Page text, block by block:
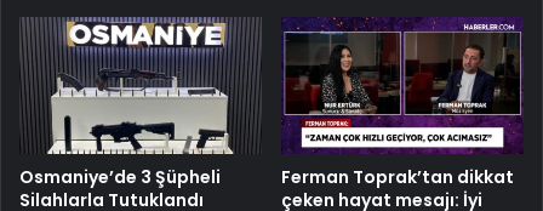
Osmaniye’de 3 Şüpheli
Silahlarla Tutuklandı
Ferman Toprak’tan dikkat
çeken hayat mesajı: İyi